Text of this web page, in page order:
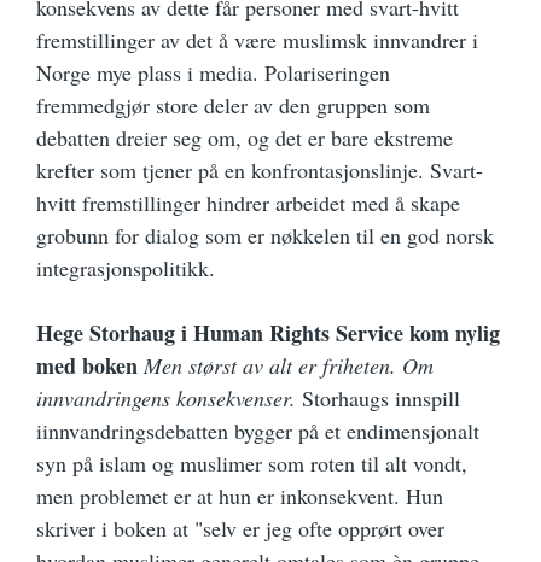
konsekvens av dette får personer med svart-hvitt
fremstillinger av det å være muslimsk innvandrer i
Norge mye plass i media. Polariseringen
fremmedgjør store deler av den gruppen som
debatten dreier seg om, og det er bare ekstreme
krefter som tjener på en konfrontasjonslinje. Svart-
hvitt fremstillinger hindrer arbeidet med å skape
grobunn for dialog som er nøkkelen til en god norsk
integrasjonspolitikk.
Hege Storhaug i Human Rights Service kom nylig
med boken Men størst av alt er friheten. Om
innvandringens konsekvenser. Storhaugs innspill
iinnvandringsdebatten bygger på et endimensjonalt
syn på islam og muslimer som roten til alt vondt,
men problemet er at hun er inkonsekvent. Hun
skriver i boken at "selv er jeg ofte opprørt over